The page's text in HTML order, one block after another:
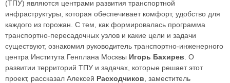
(ТПУ) являются центрами развития транспортной
инфраструктуры, которая обеспечивает комфорт, удобство для
каждого из горожан. С тем, как формировалась программа
транспортно-пересадочных узлов и какие цели и задачи
существуют, ознакомил руководитель транспортно-инженерного
центра Института Генплана Москвы Игорь Бахирев. О
развитии территорий ТПУ и задачах, которые решает этот
проект, рассказал Алексей Расходчиков, заместитель